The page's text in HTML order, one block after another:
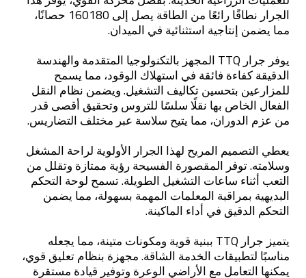
مما يضمن إنتاجية استثنائية في الميدان.
من عزم الدوران، مما يتيح سلاسة عبر مختلف التضاريس.
التحكم الدقيق في أداء الماكينة.